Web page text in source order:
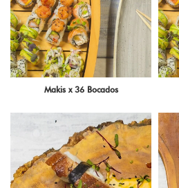
Makis x 36 Bocados